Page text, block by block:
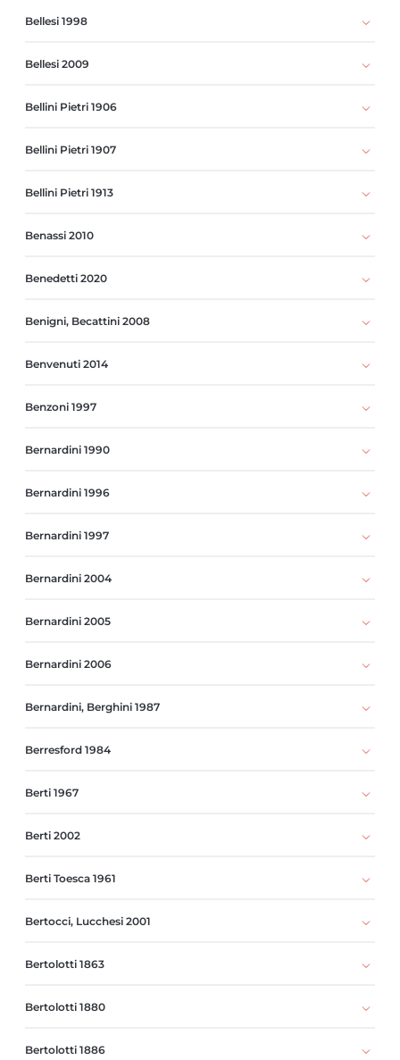
Bellesi 1998
Bellesi 2009
Bellini Pietri 1906
Bellini Pietri 1907
Bellini Pietri 1913
Benassi 2010
Benedetti 2020
Benigni, Becattini 2008
Benvenuti 2014
Benzoni 1997
Bernardini 1990
Bernardini 1996
Bernardini 1997
Bernardini 2004
Bernardini 2005
Bernardini 2006
Bernardini, Berghini 1987
Berresford 1984
Berti 1967
Berti 2002
Berti Toesca 1961
Bertocci, Lucchesi 2001
Bertolotti 1863
Bertolotti 1880
Bertolotti 1886